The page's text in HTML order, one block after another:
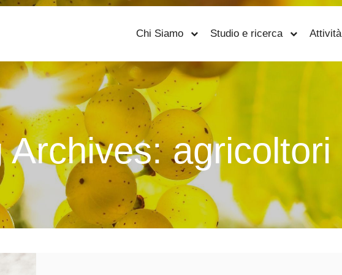
Chi Siamo Studio e ricerca Attività
Archives:agricoltori